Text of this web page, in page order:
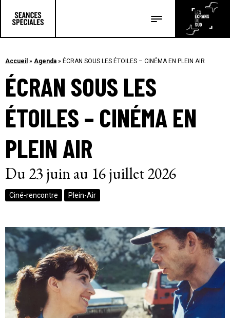
Les articles
Accueil » Agenda » ÉCRAN SOUS LES ÉTOILES – CINÉMA EN PLEIN AIR
ÉCRAN SOUS LES
ÉTOILES – CINÉMA EN
PLEIN AIR
Du 23 juin au 16 juillet 2026
Ciné-rencontre Plein-Air